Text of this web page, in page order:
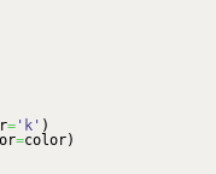
= 'k' )
=color)